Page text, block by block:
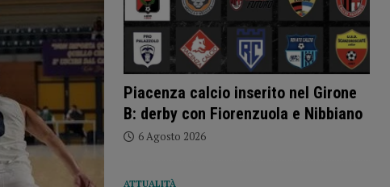
Piacenza calcio inserito nel Girone
B: derby con Fiorenzuola e Nibbiano
6 Agosto 2026
ATTUALITÀ